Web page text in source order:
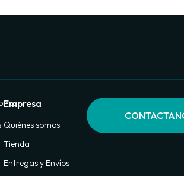
Empresa
Quiénes somos
Tienda
Entregas y Envíos